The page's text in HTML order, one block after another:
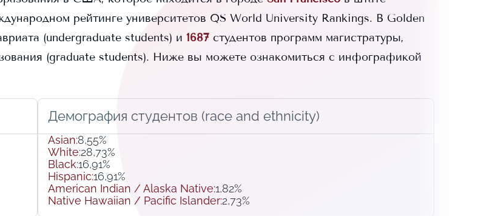
рейтинге университетов QS World University Rankings. В Golden
(undergraduate students) и 1687 студентов программ магистратуры,
(graduate students). Ниже вы можете ознакомиться с инфографикой
Демография студентов (race and ethnicity)
Asian:8,55%
White:28,73%
Black:16,91%
Hispanic:16,91%
American Indian / Alaska Native:1,82%
Native Hawaiian / Pacific Islander:2,73%